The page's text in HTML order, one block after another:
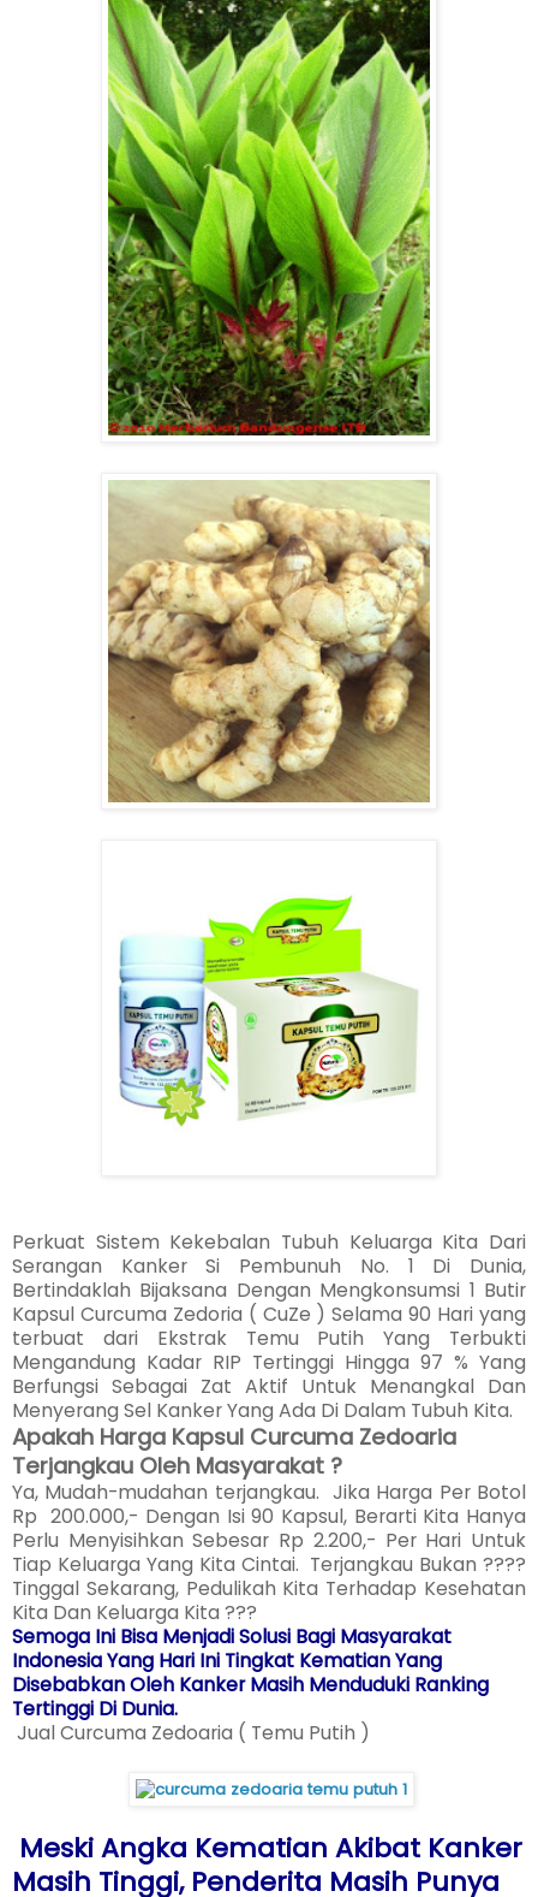
Perkuat Sistem Kekebalan Tubuh Keluarga Kita Dari
Serangan Kanker Si Pembunuh No. 1 Di Dunia,
Bertindaklah Bijaksana Dengan Mengkonsumsi 1 Butir
Kapsul Curcuma Zedoria ( CuZe ) Selama 90 Hari yang
terbuat dari Ekstrak Temu Putih Yang Terbukti
Mengandung Kadar RIP Tertinggi Hingga 97 % Yang
Berfungsi Sebagai Zat Aktif Untuk Menangkal Dan
Menyerang Sel Kanker Yang Ada Di Dalam Tubuh Kita.
Apakah Harga Kapsul Curcuma Zedoaria
Terjangkau Oleh Masyarakat ?
Ya, Mudah-mudahan terjangkau. Jika Harga Per Botol
Rp 200.000,- Dengan Isi 90 Kapsul, Berarti Kita Hanya
Perlu Menyisihkan Sebesar Rp 2.200,- Per Hari Untuk
Tiap Keluarga Yang Kita Cintai. Terjangkau Bukan ????
Tinggal Sekarang, Pedulikah Kita Terhadap Kesehatan
Kita Dan Keluarga Kita ???
Semoga Ini Bisa Menjadi Solusi Bagi Masyarakat
Indonesia Yang Hari Ini Tingkat Kematian Yang
Disebabkan Oleh Kanker Masih Menduduki Ranking
Tertinggi Di Dunia.
Jual Curcuma Zedoaria ( Temu Putih )
Meski Angka Kematian Akibat Kanker
Masih Tinggi, Penderita Masih Punya